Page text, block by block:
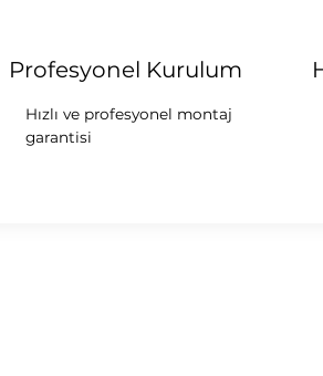
Profesyonel Kurulum
Hızlı ve profesyonel montaj
garantisi